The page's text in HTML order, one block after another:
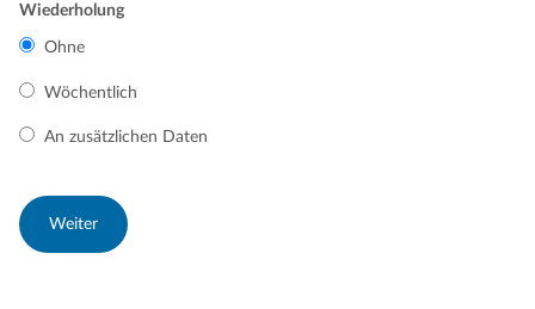
Wiederholung
Ohne
Wöchentlich
An zusätzlichen Daten